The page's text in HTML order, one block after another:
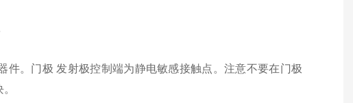
件。门极 发射极控制端为静电敏感接触点。注意不要在门极